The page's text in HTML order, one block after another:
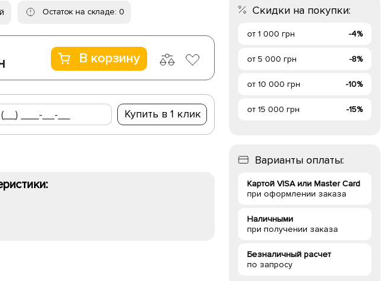
Остаток на складе: 0
В корзину
Купить в 1 клик
Скидки на покупки:
от 1 000 грн -4%
от 5 000 грн -8%
от 10 000 грн -10%
от 15 000 грн -15%
Варианты оплаты:
Картой VISA или Master Card
при оформлении заказа
Наличными
при получении заказа
Безналичный расчет
по запросу